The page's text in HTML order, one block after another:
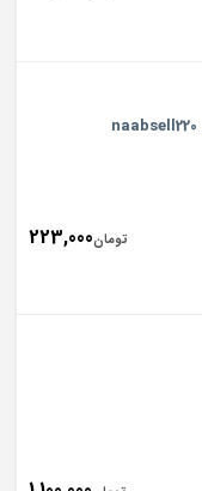
تومان223,000